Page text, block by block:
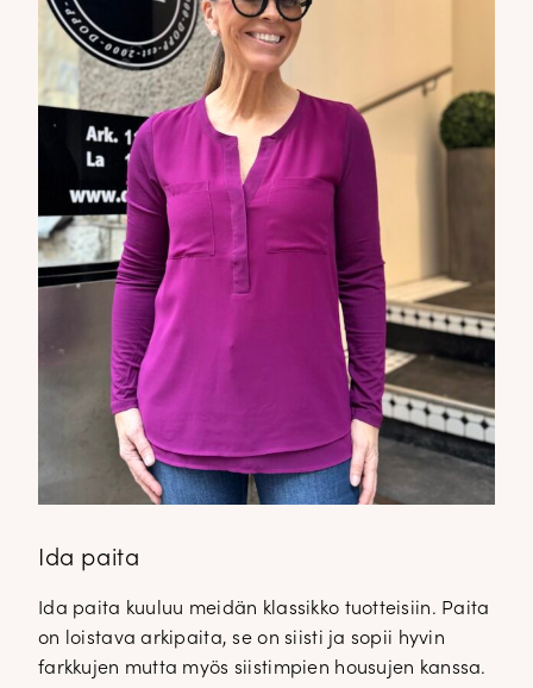
Ida paita
Ida paita kuuluu meidän klassikko tuotteisiin. Paita
on loistava arkipaita, se on siisti ja sopii hyvin
farkkujen mutta myös siistimpien housujen kanssa.